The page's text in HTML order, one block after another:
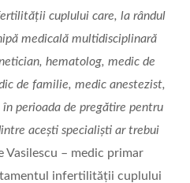
cuplului care, la rândul
medicală multidisciplinară
hematolog, medic de
de familie, medic anestezist,
perioada de pregătire pentru
acești specialiști ar trebui
Vasilescu – medic primar
infertilității cuplului